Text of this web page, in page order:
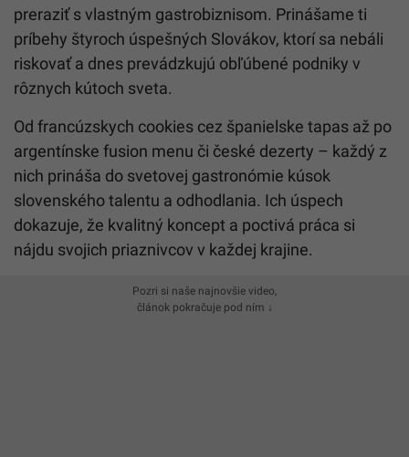
preraziť s vlastným gastrobiznisom. Prinášame ti
príbehy štyroch úspešných Slovákov, ktorí sa nebáli
riskovať a dnes prevádzkujú obľúbené podniky v
rôznych kútoch sveta.
Od francúzskych cookies cez španielske tapas až po
argentínske fusion menu či české dezerty – každý z
nich prináša do svetovej gastronómie kúsok
slovenského talentu a odhodlania. Ich úspech
dokazuje, že kvalitný koncept a poctivá práca si
nájdu svojich priaznivcov v každej krajine.
Pozri si naše najnovšie video,
článok pokračuje pod ním ↓